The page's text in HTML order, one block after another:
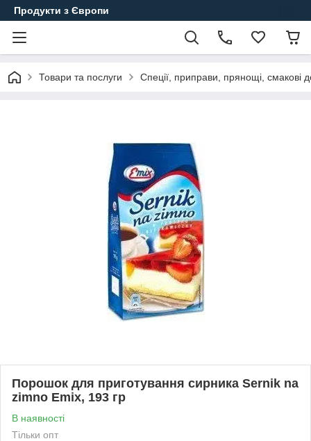
Продукти з Європи
Товари та послуги Спеції, приправи, прянощі, смакові
Порошок для приготування сирника Sernik na
zimno Emix, 193 гр
В наявності
Тільки опт